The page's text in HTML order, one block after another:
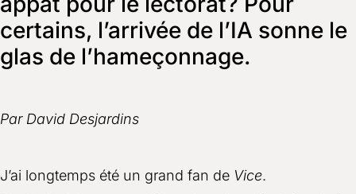
certains, l’arrivée de l’IA sonne le
glas de l’hameçonnage.
Par David Desjardins
J’ai longtemps été un grand fan de Vice.